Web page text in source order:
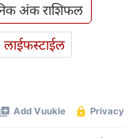
अंक राशिफल
लाईफस्टाईल